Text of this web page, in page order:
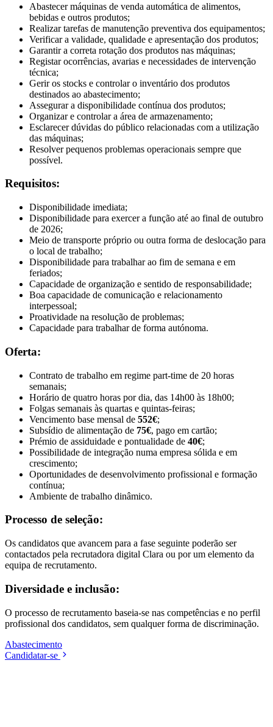
Abastecer máquinas de venda automática de alimentos,
bebidas e outros produtos;
Realizar tarefas de manutenção preventiva dos equipamentos;
Verificar a validade, qualidade e apresentação dos produtos;
Garantir a correta rotação dos produtos nas máquinas;
Registar ocorrências, avarias e necessidades de intervenção
técnica;
Gerir os stocks e controlar o inventário dos produtos
destinados ao abastecimento;
Assegurar a disponibilidade contínua dos produtos;
Organizar e controlar a área de armazenamento;
Esclarecer dúvidas do público relacionadas com a utilização
das máquinas;
Resolver pequenos problemas operacionais sempre que
possível.
Requisitos:
Disponibilidade imediata;
Disponibilidade para exercer a função até ao final de outubro
de 2026;
Meio de transporte próprio ou outra forma de deslocação para
o local de trabalho;
Disponibilidade para trabalhar ao fim de semana e em
feriados;
Capacidade de organização e sentido de responsabilidade;
Boa capacidade de comunicação e relacionamento
interpessoal;
Proatividade na resolução de problemas;
Capacidade para trabalhar de forma autónoma.
Oferta:
Contrato de trabalho em regime part-time de 20 horas
semanais;
Horário de quatro horas por dia, das 14h00 às 18h00;
Folgas semanais às quartas e quintas-feiras;
Vencimento base mensal de 552€;
Subsídio de alimentação de 75€, pago em cartão;
Prémio de assiduidade e pontualidade de 40€;
Possibilidade de integração numa empresa sólida e em
crescimento;
Oportunidades de desenvolvimento profissional e formação
contínua;
Ambiente de trabalho dinâmico.
Processo de seleção:
Os candidatos que avancem para a fase seguinte poderão ser
contactados pela recrutadora digital Clara ou por um elemento da
equipa de recrutamento.
Diversidade e inclusão:
O processo de recrutamento baseia-se nas competências e no perfil
profissional dos candidatos, sem qualquer forma de discriminação.
Abastecimento
Candidatar-se